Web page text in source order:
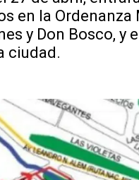
en la Ordenanza
y Don Bosco, y
ciudad.